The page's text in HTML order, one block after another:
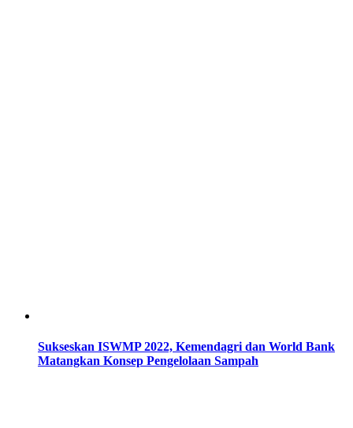
Sukseskan ISWMP 2022, Kemendagri dan World Bank
Matangkan Konsep Pengelolaan Sampah